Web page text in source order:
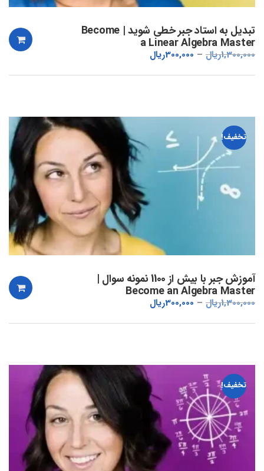
تبدیل به استاد جبر خطی شوید | Become
a Linear Algebra Master
1,300,000ریال 300,000ریال
تخفیف!
آموزش جبر با بیش از 1100 نمونه سوال |
Become an Algebra Master
1,300,000ریال 300,000ریال
تخفیف!